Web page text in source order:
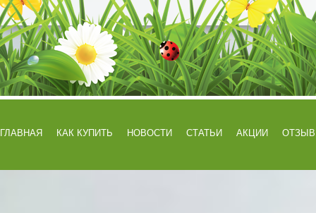
ГЛАВНАЯ КАК КУПИТЬ НОВОСТИ СТАТЬИ АКЦИИ